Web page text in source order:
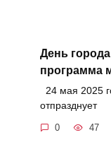
День
программа
24 мая 2025
отпразднует
0 47